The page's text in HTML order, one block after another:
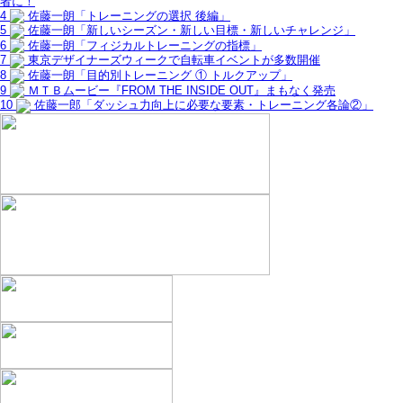
4
佐藤一朗「トレーニングの選択 後編」
5
佐藤一朗「新しいシーズン・新しい目標・新しいチャレンジ」
6
佐藤一朗「フィジカルトレーニングの指標」
7
東京デザイナーズウィークで自転車イベントが多数開催
8
佐藤一朗「目的別トレーニング ① トルクアップ」
9
ＭＴＢムービー『FROM THE INSIDE OUT』まもなく発売
10
佐藤一郎「ダッシュ力向上に必要な要素・トレーニング各論②」